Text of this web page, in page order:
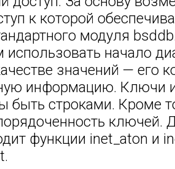
к которой
модуля
начало
значений — его
информацию. Ключи
быть строками. Кроме
ключей.
функции inet_aton и